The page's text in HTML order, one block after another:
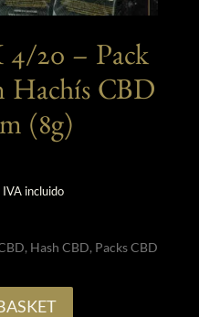
20 – Pack
Hachís CBD
(8g)
IVA incluido
, Hash CBD, Packs CBD